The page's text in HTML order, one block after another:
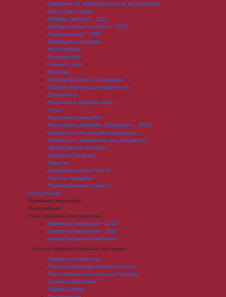
Сведения об образовательной организации
Доступная среда
Выборы ректора - 2024
Выборы Ученого совета – 2023
Аккредитация - 2019
Обращение граждан
Фотогалерея
Руководство
Ученый совет
Ректорат
Преподаватели и сотрудники
Общая структура университета
Документы
Лицензия и аккредитация
Устав
Программа развития
Программа развития "Приоритет - 2030"
Документы по самообследованию
Финансово-экономические документы
Эффективный контракт
Конкурсы/Выборы
Новости
Университетская газета
Скачать брендбук
Реализованные проекты
Поступление
Приемные кампании
Информация
Иностранным абитуриентам
Приемная кампания – 2026
Приемная кампания – 2025
Архив приемных кампаний
Каталог образовательных программ
Приемная комиссия
Платные образовательные услуги
Поступление иностранных граждан
Целевое обучение
Задать вопрос